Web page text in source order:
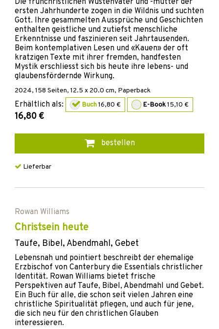
Die frühchristlichen Wüstenväter und -mütter der
ersten Jahrhunderte zogen in die Wildnis und suchten
Gott. Ihre gesammelten Aussprüche und Geschichten
enthalten geistliche und zutiefst menschliche
Erkenntnisse und faszinieren seit Jahrtausenden.
Beim kontemplativen Lesen und «Kauen» der oft
kratzigen Texte mit ihrer fremden, handfesten
Mystik erschliesst sich bis heute ihre lebens- und
glaubensfördernde Wirkung.
2024, 158 Seiten, 12.5 x 20.0 cm, Paperback
Erhältlich als: Buch16,80 € E-Book15,10 €
16,80 €
bestellen
Lieferbar
Rowan Williams
Christsein heute
Taufe, Bibel, Abendmahl, Gebet
Lebensnah und pointiert beschreibt der ehemalige
Erzbischof von Canterbury die Essentials christlicher
Identität. Rowan Williams bietet frische
Perspektiven auf Taufe, Bibel, Abendmahl und Gebet.
Ein Buch für alle, die schon seit vielen Jahren eine
christliche Spiritualität pflegen, und auch für jene,
die sich neu für den christlichen Glauben
interessieren.